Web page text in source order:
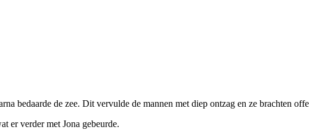
bedaarde de zee. Dit vervulde de mannen met diep ontzag en ze brachten
er verder met Jona gebeurde.